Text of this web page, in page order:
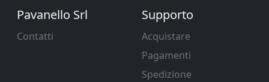
Pavanello Srl
Contatti
Supporto
Acquistare
Pagamenti
Spedizione